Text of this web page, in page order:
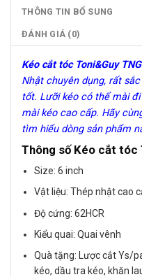
THÔNG TIN BỔ SUNG
ĐÁNH GIÁ (0)
Kéo cắt tóc Toni&Guy
Nhật chuyên dụng, rất
tốt. Lưỡi kéo có thể mài
mài kéo cao cấp. Hãy
tìm hiểu dòng sản phẩm
Thông số Kéo cắt tóc
Size: 6 inch
Vật liệu: Thép nhật cao
Độ cứng: 62HCR
Kiểu quai: Quai vênh
Quà tặng: Lược cắt Ys/
kéo, dầu tra kéo, khăn